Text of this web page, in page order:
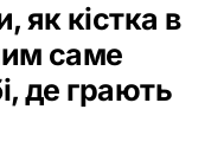
як кістка в
саме
де грають